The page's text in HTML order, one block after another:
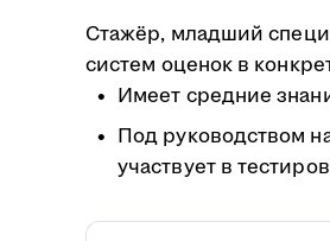
Стажёр, младший
систем оценок в
Имеет средние
Под руководством
участвует в